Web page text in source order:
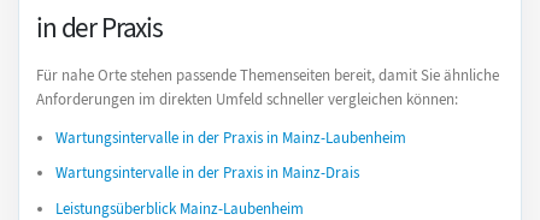
in der Praxis
Für nahe Orte stehen passende Themenseiten bereit, damit Sie ähnliche
Anforderungen im direkten Umfeld schneller vergleichen können:
Wartungsintervalle in der Praxis in Mainz-Laubenheim
Wartungsintervalle in der Praxis in Mainz-Drais
Leistungsüberblick Mainz-Laubenheim